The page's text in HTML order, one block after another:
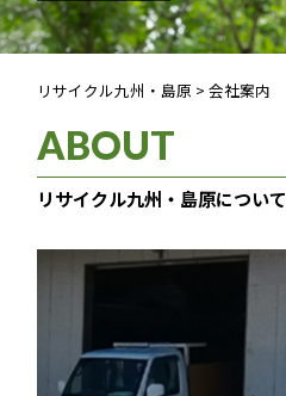
リサイクル九州・島原 >会社案内
ABOUT
リサイクル九州・島原について